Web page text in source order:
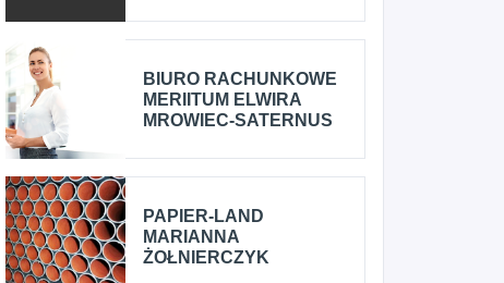
BIURO RACHUNKOWE
MERIITUM ELWIRA
MROWIEC-SATERNUS
PAPIER-LAND
MARIANNA
ŻOŁNIERCZYK